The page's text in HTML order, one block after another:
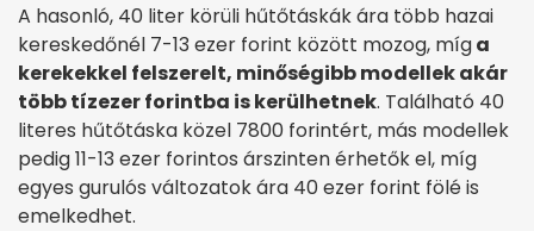
A hasonló, 40 liter körüli hűtőtáskák ára több hazai
kereskedőnél 7-13 ezer forint között mozog, míga
kerekekkel felszerelt, minőségibb modellek akár
több tízezer forintba is kerülhetnek. Található 40
literes hűtőtáska közel 7800 forintért, más modellek
pedig 11-13 ezer forintos árszinten érhetők el, míg
egyes gurulós változatok ára 40 ezer forint fölé is
emelkedhet.